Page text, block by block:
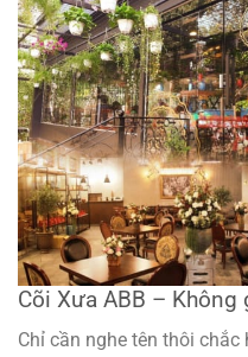
Cõi Xưa ABB – Không
Chỉ cần nghe tên thôi